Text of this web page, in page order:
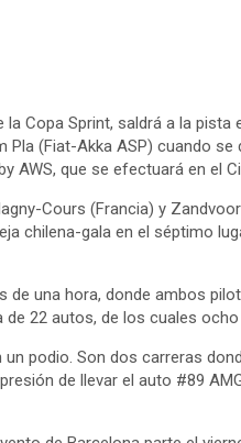
Copa Sprint, saldrá a la pista
(Fiat-Akka ASP) cuando
AWS, que se efectuará en el
Cours (Francia) y
chilena-gala en el séptimo
de una hora, donde ambos
22 autos, de los cuales ocho
podio. Son dos carreras
de llevar el auto #89